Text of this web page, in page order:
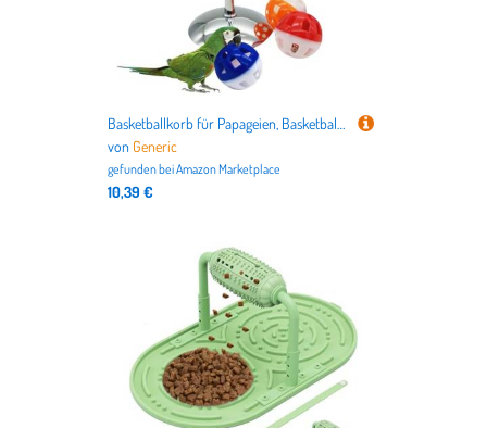
Basketballkorb für Papageien, Basketballbügel für Vögel – interaktives Spiel mit 3 Glöckchenbällen für Nymphensittiche und Sittiche – Spielplatz für drinnen und draußen
von Generic
gefunden beiAmazon Marketplace
10,39 €